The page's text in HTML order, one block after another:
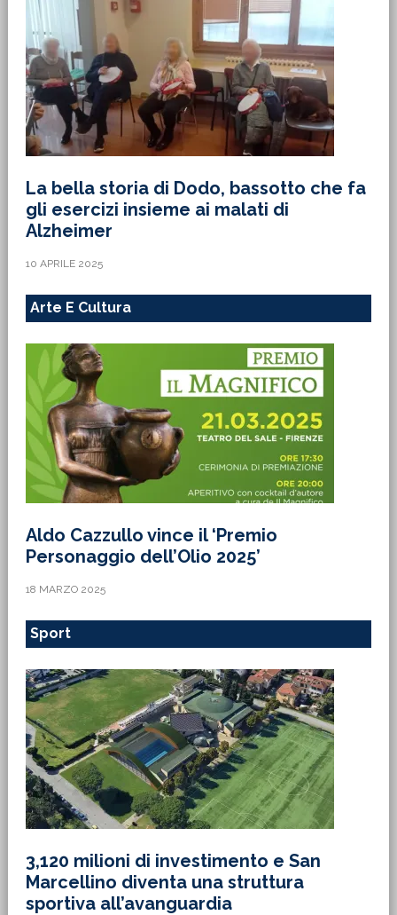
La bella storia di Dodo, bassotto che fa
gli esercizi insieme ai malati di
Alzheimer
10 APRILE 2025
Arte E Cultura
Aldo Cazzullo vince il ‘Premio
Personaggio dell’Olio 2025’
18 MARZO 2025
Sport
3,120 milioni di investimento e San
Marcellino diventa una struttura
sportiva all’avanguardia